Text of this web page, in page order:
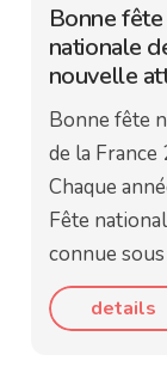
Bonne fête
nationale
nouvelle
Bonne fête
de la
Chaque
Fête
connue
details